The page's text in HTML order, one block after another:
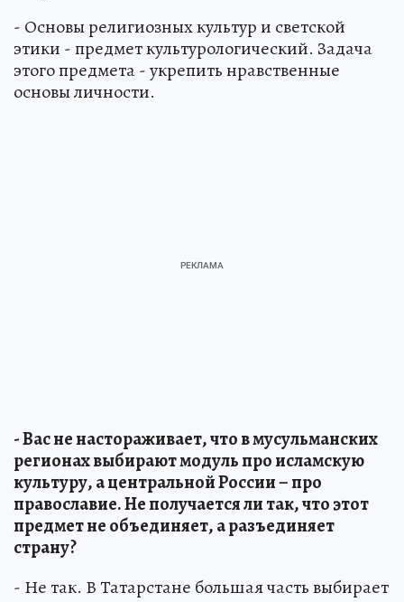
- Основы религиозных культур и светской
этики - предмет культурологический. Задача
этого предмета - укрепить нравственные
основы личности.
- Вас не настораживает, что в мусульманских
регионах выбирают модуль про исламскую
культуру, а центральной России – про
православие. Не получается ли так, что этот
предмет не объединяет, а разъединяет
страну?
- Не так. В Татарстане большая часть выбирает